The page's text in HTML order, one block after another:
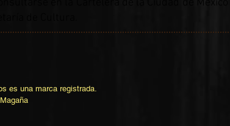
es una marca registrada.